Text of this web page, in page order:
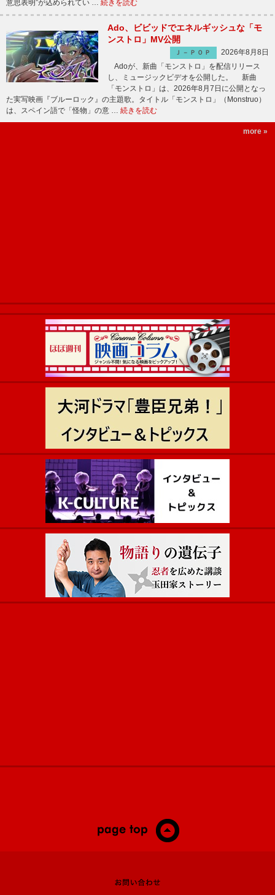
意思表明”が込められてい … 続きを読む
Ado、ビビッドでエネルギッシュな「モ
ンストロ」MV公開
Ｊ－ＰＯＰ
2026年8月8日
Adoが、新曲「モンストロ」を配信リリース
し、ミュージックビデオを公開した。 新曲
「モンストロ」は、2026年8月7日に公開となっ
た実写映画『ブルーロック』の主題歌。タイトル「モンストロ」（Monstruo）
は、スペイン語で「怪物」の意 … 続きを読む
more »